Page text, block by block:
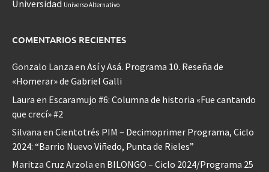
Universidad Universo Alternativo
COMENTARIOS RECIENTES
Gonzalo Lanza en Así y Asá. Programa 10. Reseña de
«Homerar» de Gabriel Galli
Laura en Escaramujo #6: Columna de historia «Fue cantando
que crecí» #2
Silvana en Cientotrés PIM – Decimoprimer Programa, Ciclo
2024: “Barrio Nuevo Viñedo, Punta de Rieles”
Maritza Cruz Arzola en BILONGO – Ciclo 2024/Programa 25